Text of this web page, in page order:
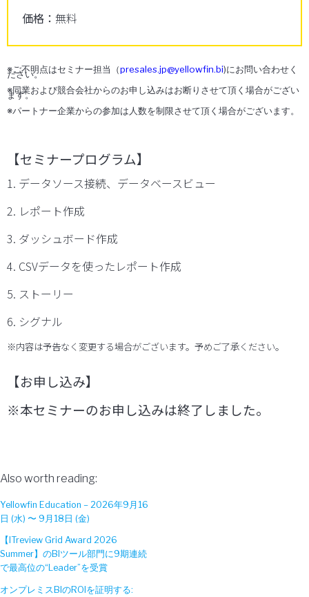
価格： 無料
※ご不明点はセミナー担当（presales.jp@yellowfin.bi)にお問い合わせく
ださい。
※同業および競合会社からのお申し込みはお断りさせて頂く場合がござい
ます。
※パートナー企業からの参加は人数を制限させて頂く場合がございます。
【セミナープログラム】
1. データソース接続、データベースビュー
2. レポート作成
3. ダッシュボード作成
4. CSVデータを使ったレポート作成
5. ストーリー
6. シグナル
※内容は予告なく変更する場合がございます。予めご了承ください。
【お申し込み】
※本セミナーのお申し込みは終了しました。
Also worth reading:
Yellowfin Education – 2026年9月16
日 (水) 〜 9月18日 (金)
【ITreview Grid Award 2026
Summer】のBIツール部門に9期連続
で最高位の“Leader”を受賞
オンプレミスBIのROIを証明する: